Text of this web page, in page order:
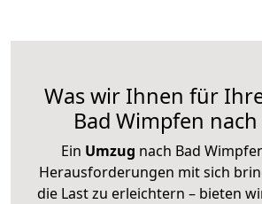
Was wir Ihnen für
Bad Wimpfen
Ein Umzug nach Bad
Herausforderungen mit sich
die Last zu erleichtern – bieten